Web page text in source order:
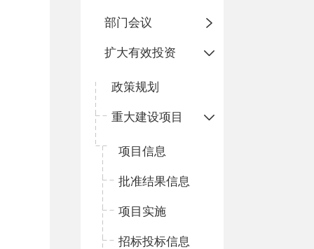
部门会议
扩大有效投资
政策规划
重大建设项目
项目信息
批准结果信息
项目实施
招标投标信息